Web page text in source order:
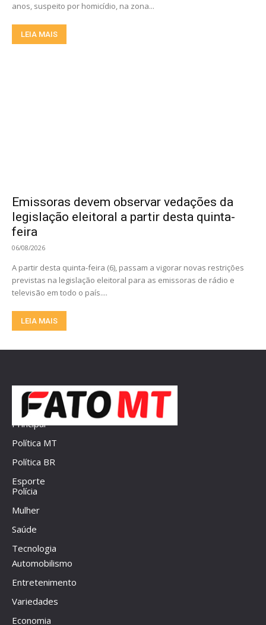
anos, suspeito por homicídio, na zona...
LEIA MAIS
Emissoras devem observar vedações da
legislação eleitoral a partir desta quinta-
feira
06/08/2026
A partir desta quinta-feira (6), passam a vigorar novas restrições
previstas na legislação eleitoral para as emissoras de rádio e
televisão em todo o país....
LEIA MAIS
Principal
Política MT
Política BR
Esporte
Polícia
Mulher
Saúde
Tecnologia
Automobilismo
Entretenimento
Variedades
Economia